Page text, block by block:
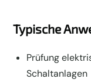
Typische
Prüfung
Schaltanlagen